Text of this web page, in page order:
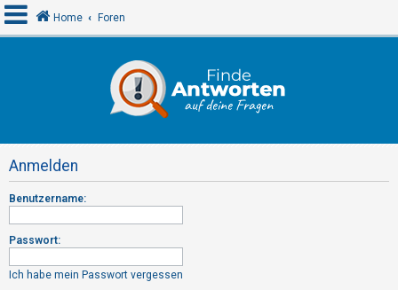
e
l
d
e
n
Home Foren
Anmelden
Benutzername:
Passwort:
Ich habe mein Passwort vergessen